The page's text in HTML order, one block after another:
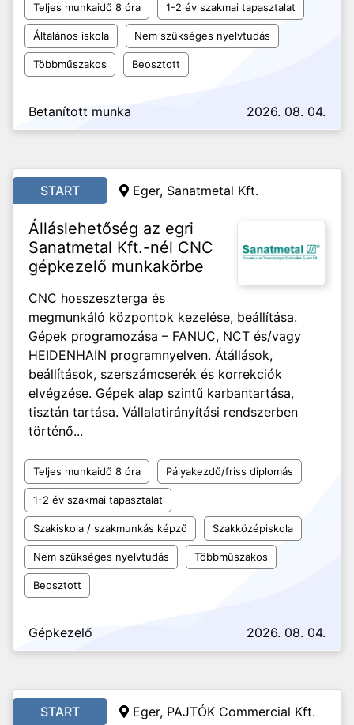
Teljes munkaidő 8 óra 1-2 év szakmai tapasztalat
Általános iskola Nem szükséges nyelvtudás
Többműszakos Beosztott
Betanított munka 2026. 08. 04.
START Eger, Sanatmetal Kft.
Álláslehetőség az egri
Sanatmetal Kft.-nél CNC
gépkezelő munkakörbe
CNC hosszeszterga és
megmunkáló központok kezelése, beállítása.
Gépek programozása – FANUC, NCT és/vagy
HEIDENHAIN programnyelven. Átállások,
beállítások, szerszámcserék és korrekciók
elvégzése. Gépek alap szintű karbantartása,
tisztán tartása. Vállalatirányítási rendszerben
történő...
Teljes munkaidő 8 óra Pályakezdő/friss diplomás
1-2 év szakmai tapasztalat
Szakiskola / szakmunkás képző Szakközépiskola
Nem szükséges nyelvtudás Többműszakos
Beosztott
Gépkezelő 2026. 08. 04.
START Eger, PAJTÓK Commercial Kft.